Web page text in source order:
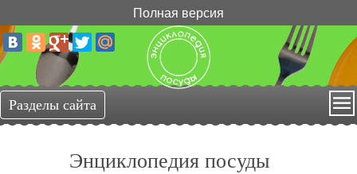
Полная версия
Энциклопедия посуды